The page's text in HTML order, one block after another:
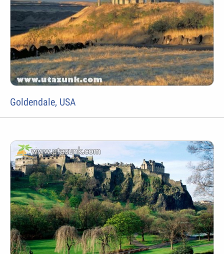
Goldendale, USA